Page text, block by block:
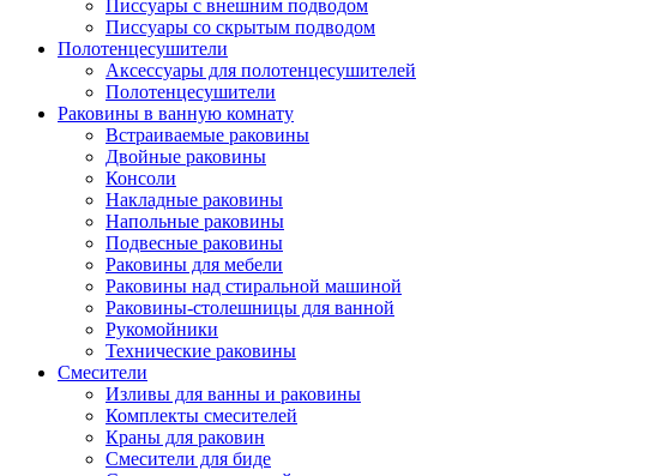
Писсуары с внешним подводом
Писсуары со скрытым подводом
Полотенцесушители
Аксессуары для полотенцесушителей
Полотенцесушители
Раковины в ванную комнату
Встраиваемые раковины
Двойные раковины
Консоли
Накладные раковины
Напольные раковины
Подвесные раковины
Раковины для мебели
Раковины над стиральной машиной
Раковины-столешницы для ванной
Рукомойники
Технические раковины
Смесители
Изливы для ванны и раковины
Комплекты смесителей
Краны для раковин
Смесители для биде